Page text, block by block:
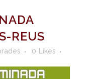
REUS
0 Likes